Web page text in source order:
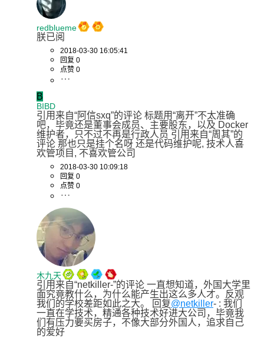
redblueme
朕已阅
2018-03-30 16:05:41
回复 0
点赞 0
B
BIBD
引用来自“阿信sxq”的评论 标题用“离开”不太准确
吧，毕竟还是董事会成员、主要股东，以及 Docker
维护者，只不过不再是行政人员 引用来自“周其”的
评论 那也只是挂个名呀 还是代码维护呢, 技术人喜
欢管项目, 不喜欢管公司
2018-03-30 10:09:18
回复 0
点赞 0
木九天
引用来自“netkiller-”的评论 一直想知道，外国大学里
面究竟教什么，为什么能产生出这么多人才。反观
我们的学校差距如此之大。 回复@netkiller- : 我们
一直在学技术，精通各种技术好进大公司，毕竟我
们有压力要买房子，不像大部分外国人，追求自己
的爱好